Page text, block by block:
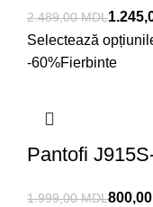
2.489,00MDL
Selectează
-60%Fierbinte
Pantofi
1.999,00MDL800,00